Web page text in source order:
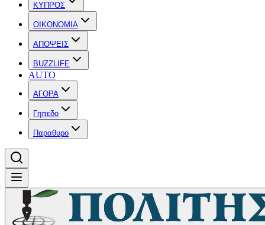
ΚΥΠΡΟΣ
OIKONOMIA
ΑΠΟΨΕΙΣ
BUZZLIFE
AUTO
ΑΓΟΡΑ
Γηπεδο
Παραθυρο